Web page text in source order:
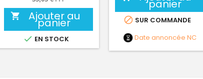
 Ajouter au
panier
 EN STOCK
panier
 SUR COMMANDE
Date annoncée NC